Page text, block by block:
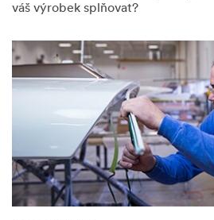
váš výrobek splňovat?